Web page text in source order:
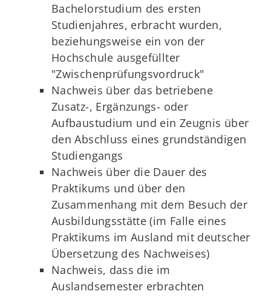
Bachelorstudium des ersten
Studienjahres, erbracht wurden,
beziehungsweise ein von der
Hochschule ausgefüllter
"Zwischenprüfungsvordruck"
Nachweis über das betriebene
Zusatz-, Ergänzungs- oder
Aufbaustudium und ein Zeugnis über
den Abschluss eines grundständigen
Studiengangs
Nachweis über die Dauer des
Praktikums und über den
Zusammenhang mit dem Besuch der
Ausbildungsstätte (im Falle eines
Praktikums im Ausland mit deutscher
Übersetzung des Nachweises)
Nachweis, dass die im
Auslandsemester erbrachten